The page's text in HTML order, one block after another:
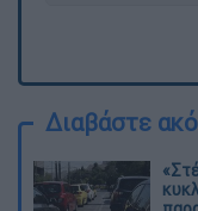
Διαβάστε